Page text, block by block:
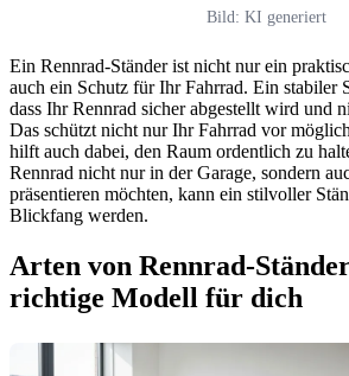
Bild: KI generiert
Ein Rennrad-Ständer ist nicht nur ein
auch ein Schutz für Ihr Fahrrad. Ein stabiler
dass Ihr Rennrad sicher abgestellt wird und
Das schützt nicht nur Ihr Fahrrad vor
hilft auch dabei, den Raum ordentlich zu
Rennrad nicht nur in der Garage, sondern
präsentieren möchten, kann ein stilvoller
Blickfang werden.
Arten von Rennrad-
richtige Modell für dich